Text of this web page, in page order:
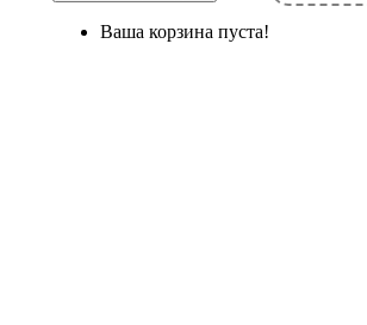
Ваша корзина пуста!